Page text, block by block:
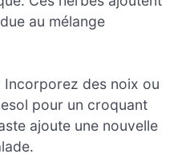
au mélange
Incorporez des noix ou
pour un croquant
ajoute une nouvelle